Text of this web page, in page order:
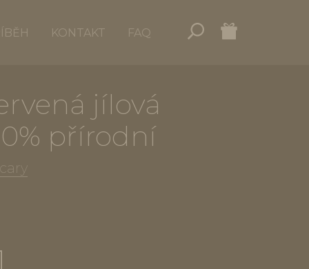
jílová
přírodní
KONTAKT FAQ